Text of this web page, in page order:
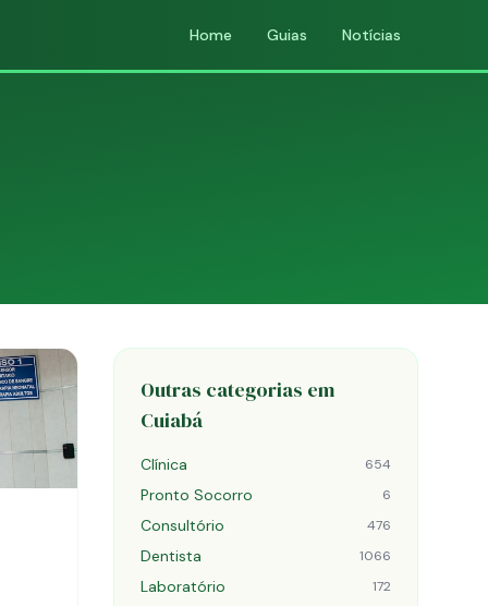
Home Guias Notícias
Outras categorias em
Cuiabá
Clínica 654
Pronto Socorro 6
Consultório 476
Dentista 1066
Laboratório 172